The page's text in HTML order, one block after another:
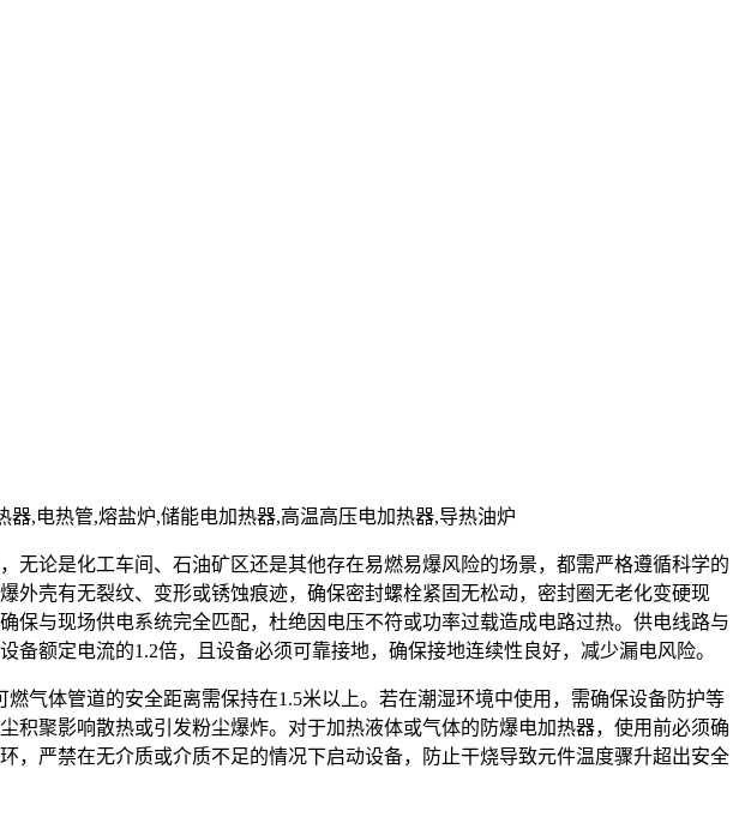
,电热管,熔盐炉,储能电加热器,高温高压电加热器,导热油炉
论是化工车间、石油矿区还是其他存在易燃易爆风险的场景，都需严格遵循科学的
壳有无裂纹、变形或锈蚀痕迹，确保密封螺栓紧固无松动，密封圈无老化变硬现
与现场供电系统完全匹配，杜绝因电压不符或功率过载造成电路过热。供电线路与
额定电流的1.2倍，且设备必须可靠接地，确保接地连续性良好，减少漏电风险。
气体管道的安全距离需保持在1.5米以上。若在潮湿环境中使用，需确保设备防护等
聚影响散热或引发粉尘爆炸。对于加热液体或气体的防爆电加热器，使用前必须确
严禁在无介质或介质不足的情况下启动设备，防止干烧导致元件温度骤升超出安全